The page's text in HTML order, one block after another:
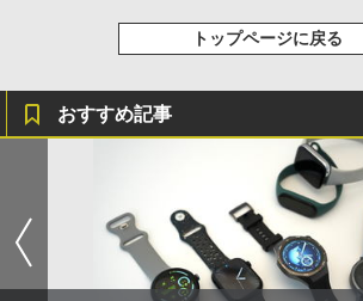
トップページに戻る
おすすめ記事